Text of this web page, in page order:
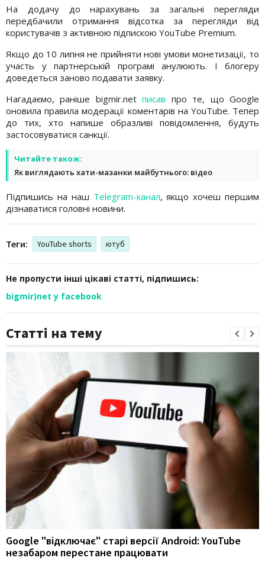
На додачу до нарахувань за загальні перегляди
передбачили отримання відсотка за перегляди від
користувачів з активною підпискою YouTube Premium.
Якщо до 10 липня не прийняти нові умови монетизації, то
участь у партнерській програмі анулюють. І блогеру
доведеться заново подавати заявку.
Нагадаємо, раніше bigmir.netписав про те, що Google
оновила правила модерації коментарів на YouTube. Тепер
до тих, хто напише образливі повідомлення, будуть
застосовуватися санкції.
Читайте також:
Як виглядають хати-мазанки майбутнього: відео
Підпишись на наш Telegram-канал, якщо хочеш першим
дізнаватися головні новини.
Теги: YouTube shorts ютуб
Не пропусти інші цікаві статті, підпишись:
bigmir)net у facebook
Статті на тему
Google "відключає" старі версії Android: YouTube
незабаром перестане працювати